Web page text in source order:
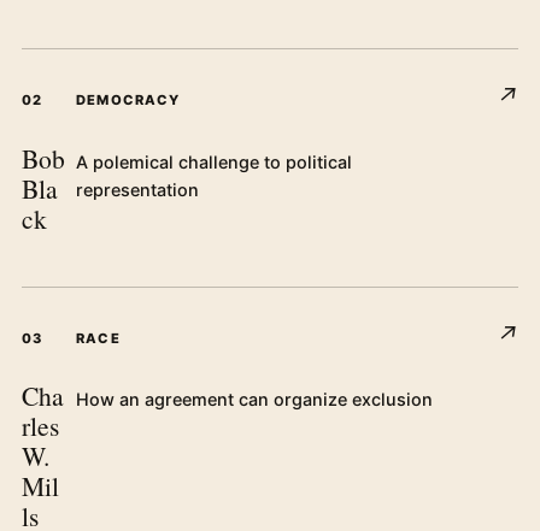
02 DEMOCRACY
Bob
Bla
ck
A polemical challenge to political
representation
↗
03 RACE
Cha
rles
W.
Mil
ls
How an agreement can organize exclusion
↗